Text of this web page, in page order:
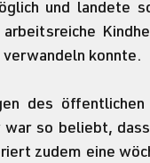
und landete
konnte.
des öffentlichen
so beliebt,
zudem eine